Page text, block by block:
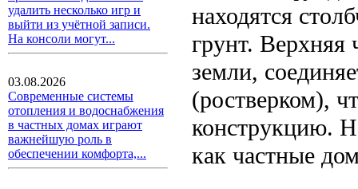
удалить несколько игр и
выйти из учётной записи.
На консоли могут...
03.08.2026
Современные системы
отопления и водоснабжения
в частных домах играют
важнейшую роль в
обеспечении комфорта,...
находятся
грунт. Верхняя
земли,
(ростверком),
конструкцию.
как частные